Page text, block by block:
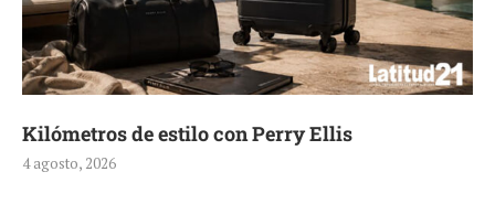
Kilómetros de estilo con Perry Ellis
4 agosto, 2026